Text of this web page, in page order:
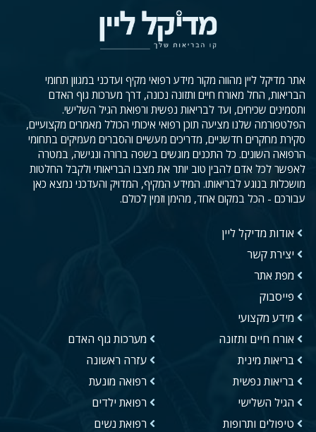
אתר מדיקל ליין מהווה מקור מידע רפואי מקיף ועדכני במגוון תחומי
הבריאות, החל מאורח חיים ותזונה נכונה, דרך מערכות גוף האדם
ותסמינים שכיחים, ועד לבריאות נפשית ורפואת הגיל השלישי.
הפלטפורמה שלנו מציעה תוכן רפואי איכותי הכולל מאמרים מקצועיים,
סקירת מחקרים חדשניים, מדריכים מעשיים והסברים מעמיקים בתחומי
הרפואה השונים. כל התכנים מוגשים בשפה ברורה ונגישה, במטרה
לאפשר לכל אדם להבין טוב יותר את מצבו הבריאותי ולקבל החלטות
מושכלות בנוגע לבריאותו. המידע המקיף, המדויק והעדכני נמצא כאן
עבורכם - הכל במקום אחד, מהימן וזמין לכולם.
אודות מדיקל ליין
יצירת קשר
מפת אתר
פייסבוק
מידע מקצועי
אורח חיים ותזונה
בריאות מינית
בריאות נפשית
הגיל השלישי
טיפולים ותרופות
מערכות גוף האדם
עזרה ראשונה
רפואה מונעת
רפואת ילדים
רפואת נשים